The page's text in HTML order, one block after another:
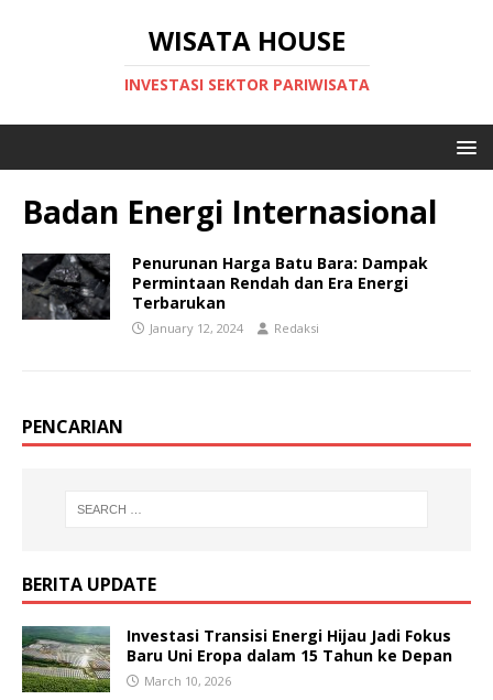
WISATA HOUSE
INVESTASI SEKTOR PARIWISATA
Badan Energi Internasional
Penurunan Harga Batu Bara: Dampak
Permintaan Rendah dan Era Energi
Terbarukan
January 12, 2024 Redaksi
PENCARIAN
BERITA UPDATE
Investasi Transisi Energi Hijau Jadi Fokus
Baru Uni Eropa dalam 15 Tahun ke Depan
March 10, 2026